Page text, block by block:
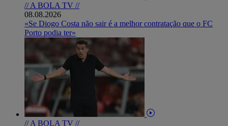
// A BOLA TV //
08.08.2026
«Se Diogo Costa não sair é a melhor contratação que o FC
Porto podia ter»
// A BOLA TV //